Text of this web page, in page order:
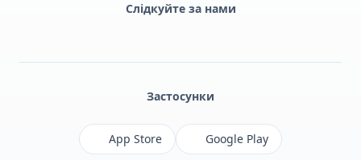
Слідкуйте за нами
Застосунки
App Store Google Play